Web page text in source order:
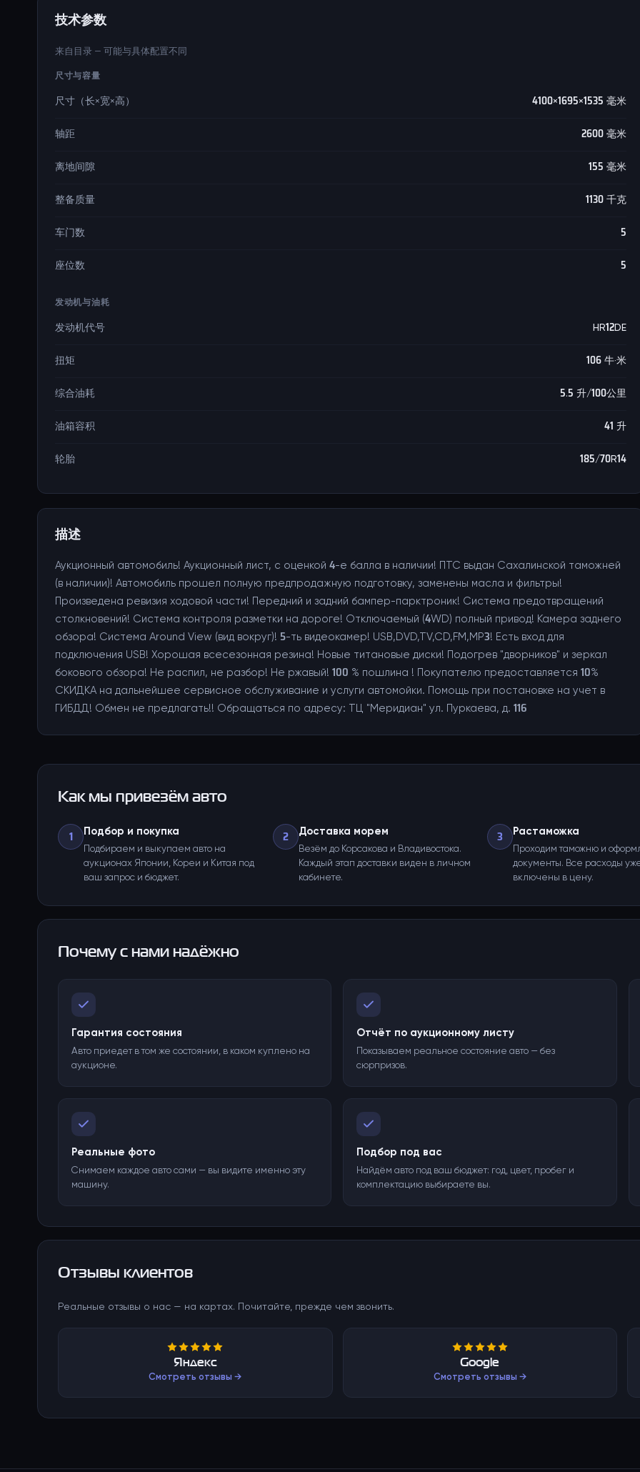
技术参数
来自目录 — 可能与具体配置不同
尺寸与容量
尺寸（长×宽×高） 4100×1695×1535 毫米
轴距 2600 毫米
离地间隙 155 毫米
整备质量 1130 千克
车门数 5
座位数 5
发动机与油耗
发动机代号 HR12DE
扭矩 106 牛·米
综合油耗 5.5 升/100公里
油箱容积 41 升
轮胎 185/70R14
描述
Аукционный автомобиль! Аукционный лист, с оценкой 4-е балла в наличии! ПТС выдан Сахалинской таможней
(в наличии)! Автомобиль прошел полную предпродажную подготовку, заменены масла и фильтры!
Произведена ревизия ходовой части! Передний и задний бампер-парктроник! Система предотвращений
столкновений! Система контроля разметки на дороге! Отключаемый (4WD) полный привод! Камера заднего
обзора! Система Around View (вид вокруг)! 5-ть видеокамер! USB,DVD,TV,CD,FM,MP3! Есть вход для
подключения USB! Хорошая всесезонная резина! Новые титановые диски! Подогрев "дворников" и зеркал
бокового обзора! Не распил, не разбор! Не ржавый! 100 % пошлина ! Покупателю предоставляется 10%
СКИДКА на дальнейшее сервисное обслуживание и услуги автомойки. Помощь при постановке на учет в
ГИБДД! Обмен не предлагать!! Обращаться по адресу: ТЦ "Меридиан" ул. Пуркаева, д. 116
Как мы привезём авто
1 Подбор и покупка
Подбираем и выкупаем авто на
аукционах Японии, Кореи и Китая под
ваш запрос и бюджет.
2 Доставка морем
Везём до Корсакова и Владивостока.
Каждый этап доставки виден в личном
кабинете.
3 Растаможка
Проходим таможню и
документы. Все расходы
включены в цену.
Почему с нами надёжно
Гарантия состояния
Авто приедет в том же состоянии, в каком куплено на
аукционе.
Отчёт по аукционному листу
Показываем реальное состояние авто — без
сюрпризов.
Реальные фото
Снимаем каждое авто сами — вы видите именно эту
машину.
Подбор под вас
Найдём авто под ваш бюджет: год, цвет, пробег и
комплектацию выбираете вы.
Отзывы клиентов
Реальные отзывы о нас — на картах. Почитайте, прежде чем звонить.
Яндекс
Смотреть отзывы →
Google
Смотреть отзывы →